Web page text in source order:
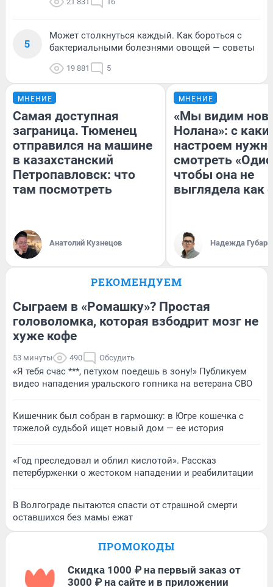
5
Может столкнуться каждый. Как бороться с
бактериальными болезнями овощей — советы
19 881 5
МНЕНИЕ
Самая доступная
заграница. Тюменец
отправился на машине
в казахстанский
Петропавловск: что
там посмотреть
Анатолий Кузнецов
МНЕНИЕ
«Мы видим
Нолана»: с
настроем
смотреть
чтобы она не
выглядела как
Надежда Губарь
РЕКОМЕНДУЕМ
Сыграем в «Ромашку»? Простая
головоломка, которая взбодрит мозг не
хуже кофе
53 минуты 490 Обсудить
«Я тебя счас ***, петухом поедешь в зону!» Публикуем
видео нападения уральского гопника на ветерана СВО
Кишечник был собран в гармошку: в Югре кошечка с
тяжелой судьбой ищет новый дом — ее история
«Год преследовал и облил кислотой». Рассказ
петербурженки о жестоком нападении и реабилитации
В Волгограде пытаются спасти от страшной смерти
оставшихся без мамы ежат
ПРОМОКОДЫ
Скидка 1000 ₽ на первый заказ от
3000 ₽ на сайте и в приложении